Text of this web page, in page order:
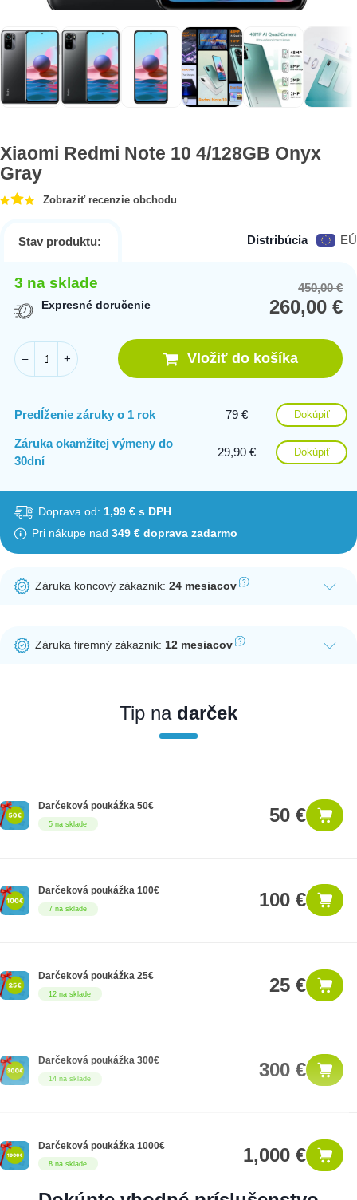
Xiaomi Redmi Note 10 4/128GB Onyx
Gray
Zobraziť recenzie obchodu
Stav produktu: Distribúcia EÚ
3 na sklade
Expresné doručenie
450,00€
260,00€
–
+ Vložiť do košíka
Predĺženie záruky o 1 rok 79 € Dokúpiť
Záruka okamžitej výmeny do
30dní
29,90 € Dokúpiť
Doprava od:1,99 € s DPH
Pri nákupe nad 349 € doprava zadarmo
Záruka koncový zákaznik:24 mesiacov
potrebná registrácia zákazníckeho účtu.
Záruka firemný zákaznik: 12 mesiacov
nakupovať ako firemný zákazník, musíte sa pred nákupom
registrovať. Registrácia podlieha overeniu.
Tip nadarček
5 na sklade
Darčeková poukážka 50€ 50 €
7 na sklade
Darčeková poukážka 100€ 100 €
12 na sklade
Darčeková poukážka 25€ 25 €
14 na sklade
Darčeková poukážka 300€ 300 €
8 na sklade
Darčeková poukážka 1000€ 1,000 €